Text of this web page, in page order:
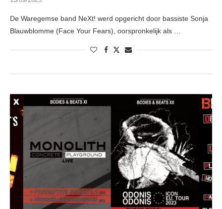
De Waregemse band NeXt! werd opgericht door bassiste Sonja
Blauwblomme (Face Your Fears), oorspronkelijk als …